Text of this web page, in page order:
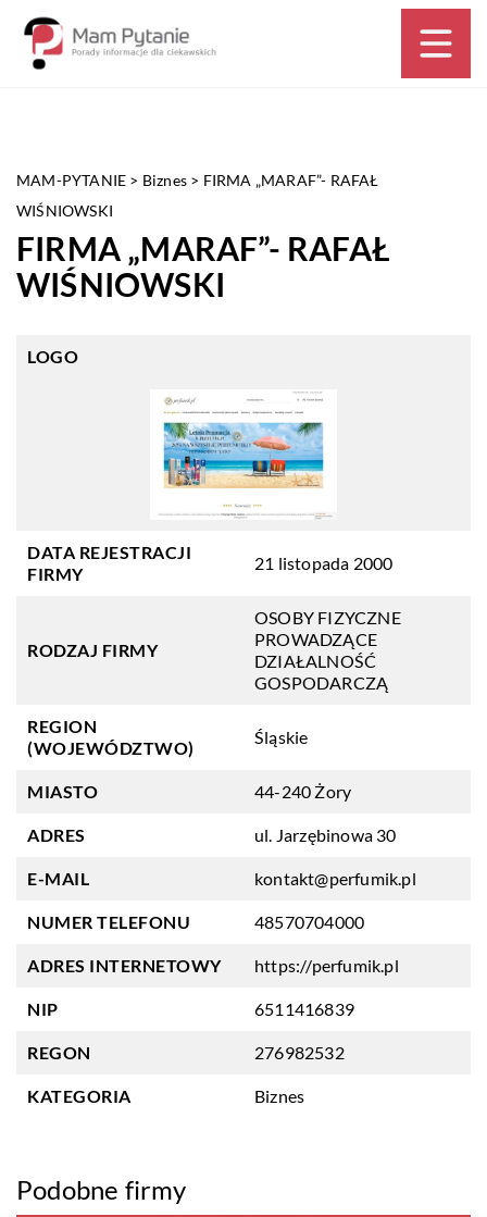
MAM-PYTANIE > Biznes > FIRMA „MARAF”- RAFAŁ
WIŚNIOWSKI
FIRMA „MARAF”- RAFAŁ
WIŚNIOWSKI
LOGO
DATA REJESTRACJI
FIRMY
21 listopada 2000
RODZAJ FIRMY
OSOBY FIZYCZNE
PROWADZĄCE
DZIAŁALNOŚĆ
GOSPODARCZĄ
REGION
(WOJEWÓDZTWO)
Śląskie
MIASTO 44-240 Żory
ADRES ul. Jarzębinowa 30
E-MAIL kontakt@perfumik.pl
NUMER TELEFONU 48570704000
ADRES INTERNETOWY https://perfumik.pl
NIP 6511416839
REGON 276982532
KATEGORIA Biznes
Podobne firmy